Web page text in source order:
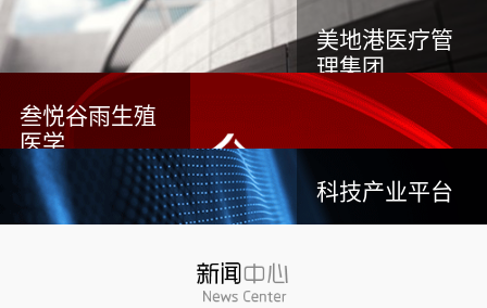
美地港医疗管
理集团
叁悦谷雨生殖
医学
科技产业平台